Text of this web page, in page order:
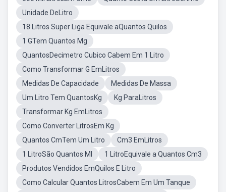
Unidade DeLitro
18 Litros Super Liga Equivale aQuantos Quilos
1 GTem Quantos Mg
QuantosDecimetro Cubico Cabem Em 1 Litro
Como Transformar G EmLitros
Medidas De Capacidade
Medidas De Massa
Um Litro Tem QuantosKg
Kg ParaLitros
Transformar Kg EmLitros
Como Converter LitrosEm Kg
Quantos CmTem Um Litro
Cm3 EmLitros
1 LitroSão Quantos Ml
1 LitroEquivale a Quantos Cm3
Produtos Vendidos EmQuilos E Litro
Como Calcular Quantos LitrosCabem Em Um Tanque